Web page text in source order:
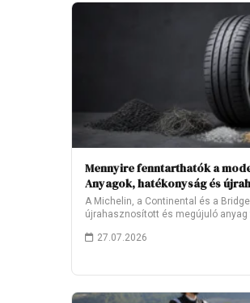
Mennyire fenntarthatók a
Anyagok, hatékonyság és
A Michelin, a Continental és a
újrahasznosított és megújuló
27.07.2026